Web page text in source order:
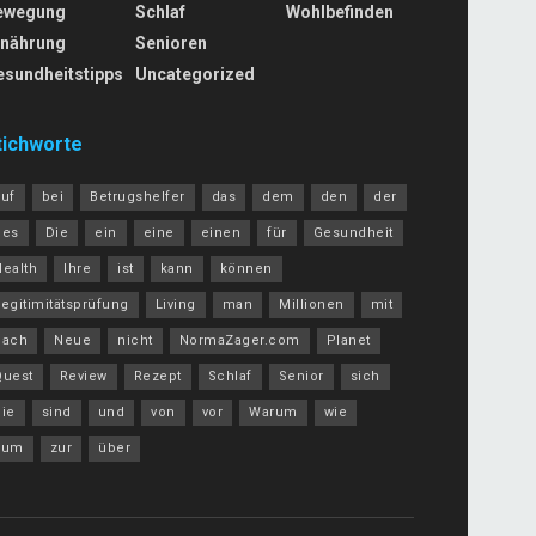
Schlaf
Senioren
Uncategorized
Wohlbefinden
bei Betrugshelfer das dem den der
Die ein eine einen für Gesundheit
Ihre ist kann können
Living man Millionen mit
Neue nicht NormaZager.com Planet
Review Rezept Schlaf Senior sich
sind und von vor Warum wie
zur über